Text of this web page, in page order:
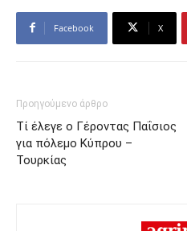
Facebook X
Προηγούμενο άρθρο
Τί έλεγε ο Γέροντας Παΐσιος
για πόλεμο Κύπρου –
Τουρκίας